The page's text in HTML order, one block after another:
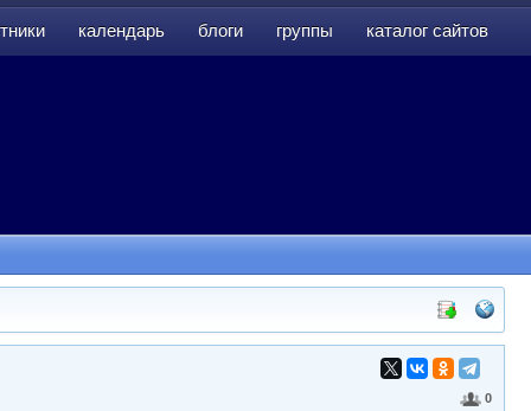
календарь блоги группы каталог сайтов
0